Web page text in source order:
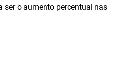
ser o aumento percentual nas